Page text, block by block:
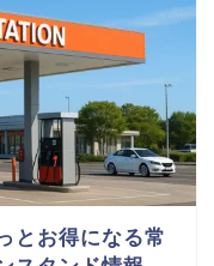
とお得になる常